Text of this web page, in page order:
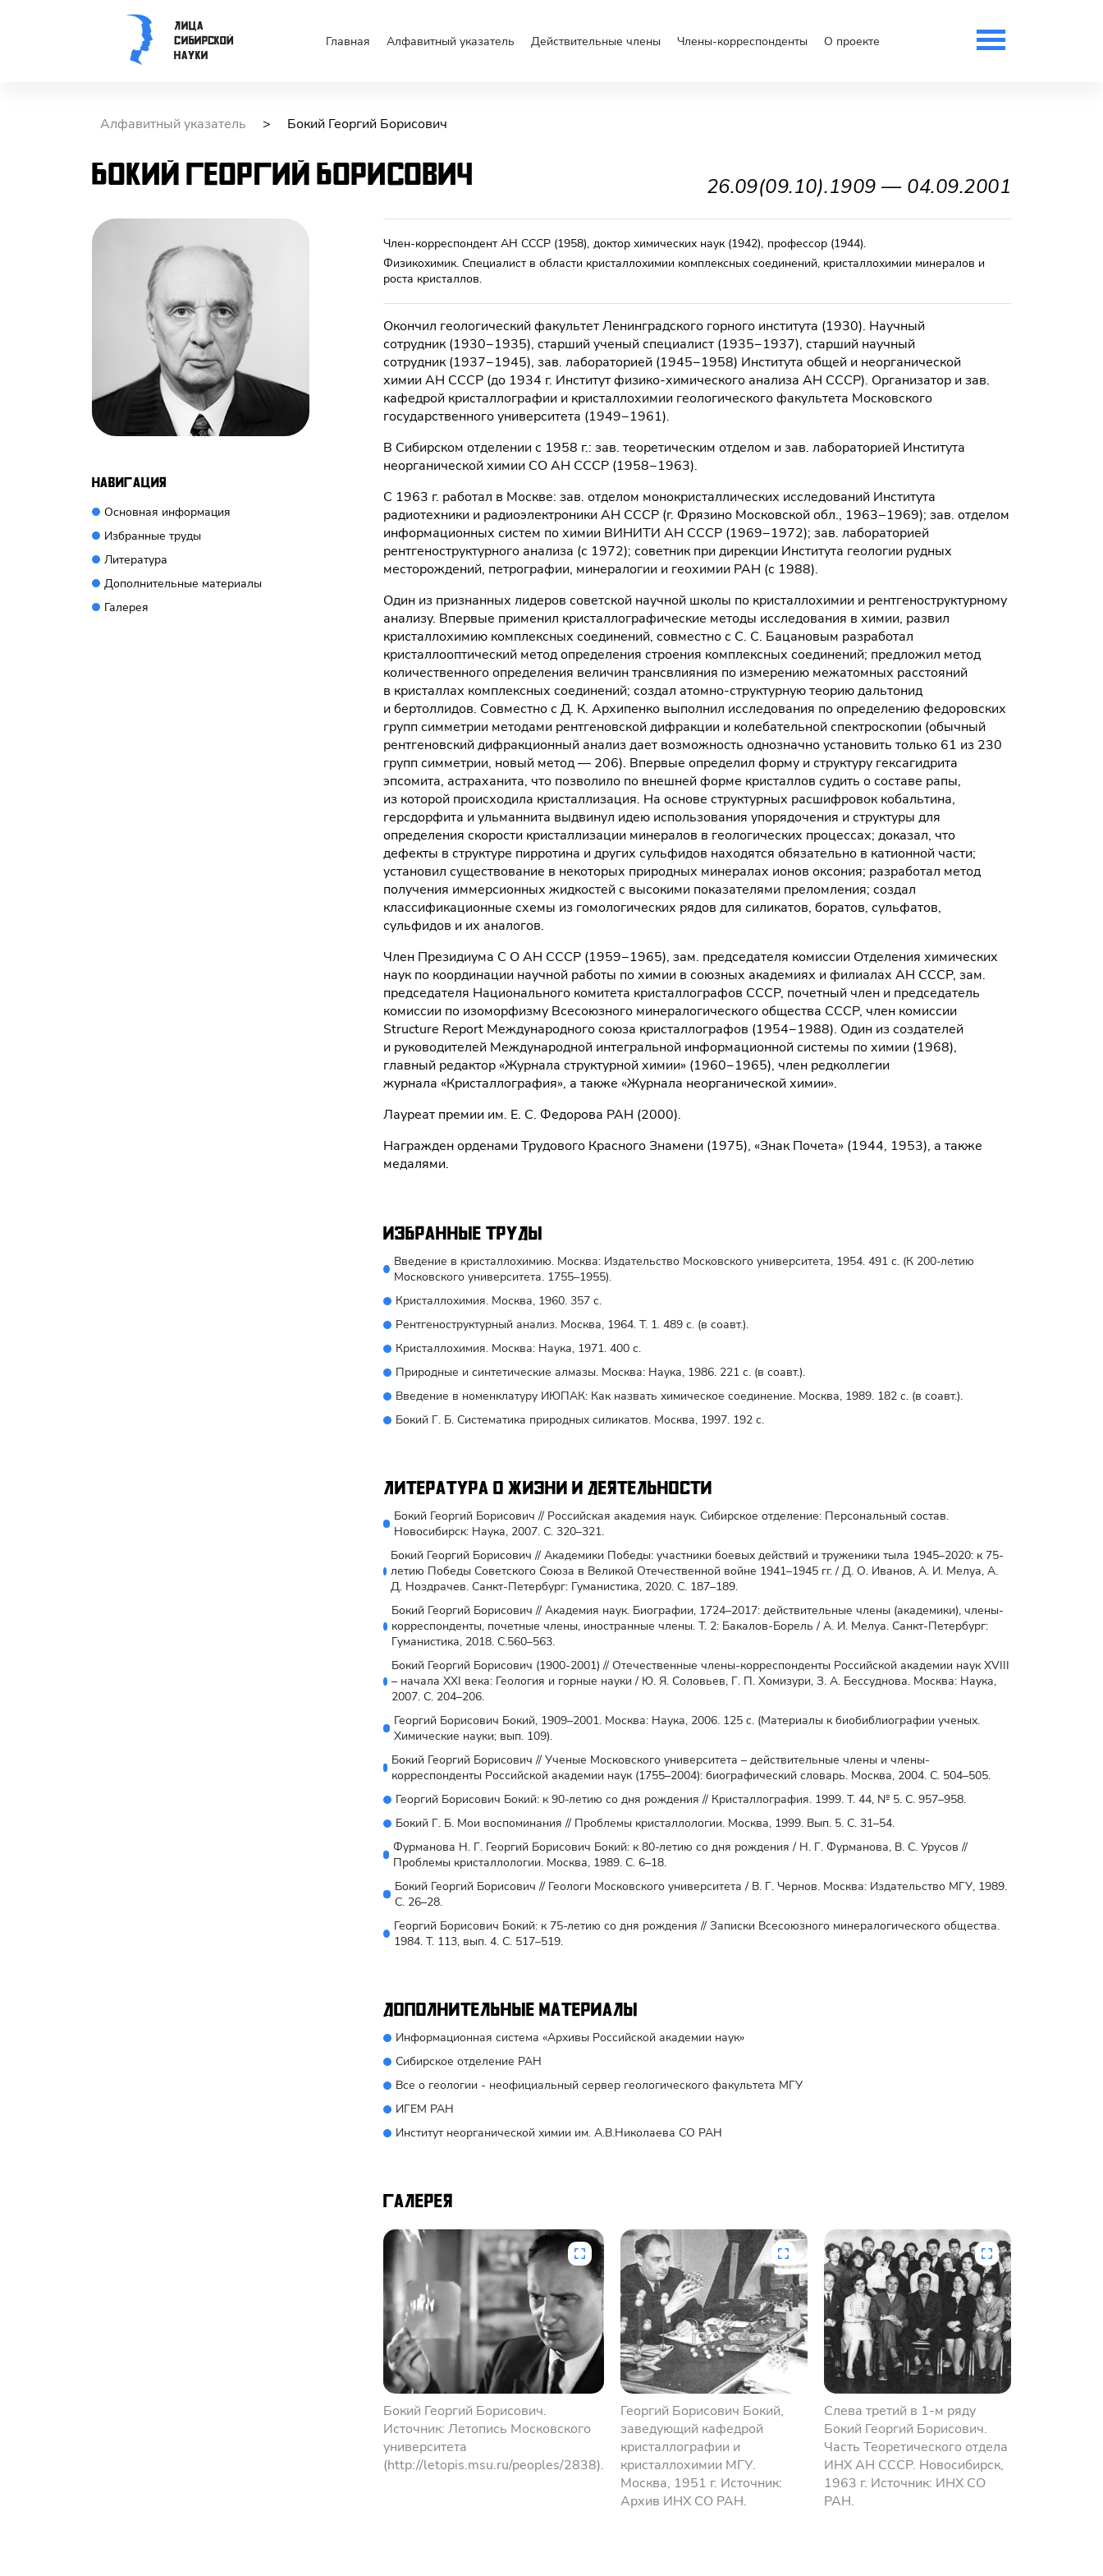
Лица
Сибирской
науки
Главная Алфавитный указатель Действительные члены Члены-корреспонденты О проекте
Алфавитный указатель > Бокий Георгий Борисович
Бокий Георгий Борисович 26.09(09.10).1909 — 04.09.2001
Навигация
Основная информация
Избранные труды
Литература
Дополнительные материалы
Галерея
Член-корреспондент АН СССР (1958), доктор химических наук(1942), профессор (1944).
Физикохимик. Специалист в области кристаллохимии комплексных соединений, кристаллохимии минералов и
роста кристаллов.
Окончил геологический факультет Ленинградского горного института (1930). Научный
сотрудник (1930−1935), старший ученый специалист (1935−1937), старший научный
сотрудник (1937−1945), зав. лабораторией (1945−1958) Института общей и неорганической
химии АН СССР (до 1934 г. Институт физико-химического анализа АН СССР). Организатор и зав.
кафедрой кристаллографии и кристаллохимии геологического факультета Московского
государственного университета (1949−1961).
В Сибирском отделении с 1958 г.: зав. теоретическим отделом и зав. лабораторией Института
неорганической химии СО АН СССР (1958−1963).
С 1963 г. работал в Москве: зав. отделом монокристаллических исследований Института
радиотехники и радиоэлектроники АН СССР (г. Фрязино Московской обл., 1963−1969); зав. отделом
информационных систем по химии ВИНИТИ АН СССР (1969−1972); зав. лабораторией
рентгеноструктурного анализа (с 1972); советник при дирекции Института геологии рудных
месторождений, петрографии, минералогии и геохимии РАН (с 1988).
Один из признанных лидеров советской научной школы по кристаллохимии и рентгеноструктурному
анализу. Впервые применил кристаллографические методы исследования в химии, развил
кристаллохимию комплексных соединений, совместно с С. С. Бацановым разработал
кристаллооптический метод определения строения комплексных соединений; предложил метод
количественного определения величин трансвлияния по измерению межатомных расстояний
в кристаллах комплексных соединений; создал атомно-структурную теорию дальтонид
и бертоллидов. Совместно с Д. К. Архипенко выполнил исследования по определению федоровских
групп симметрии методами рентгеновской дифракции и колебательной спектроскопии (обычный
рентгеновский дифракционный анализ дает возможность однозначно установить только 61 из 230
групп симметрии, новый метод — 206). Впервые определил форму и структуру гексагидрита
эпсомита, астраханита, что позволило по внешней форме кристаллов судить о составе рапы,
из которой происходила кристаллизация. На основе структурных расшифровок кобальтина,
герсдорфита и ульманнита выдвинул идею использования упорядочения и структуры для
определения скорости кристаллизации минералов в геологических процессах; доказал, что
дефекты в структуре пирротина и других сульфидов находятся обязательно в катионной части;
установил существование в некоторых природных минералах ионов оксония; разработал метод
получения иммерсионных жидкостей с высокими показателями преломления; создал
классификационные схемы из гомологических рядов для силикатов, боратов, сульфатов,
сульфидов и их аналогов.
Член Президиума С О АН СССР (1959−1965), зам. председателя комиссии Отделения химических
наук по координации научной работы по химии в союзных академиях и филиалах АН СССР, зам.
председателя Национального комитета кристаллографов СССР, почетный член и председатель
комиссии по изоморфизму Всесоюзного минералогического общества СССР, член комиссии
Structure Report Международного союза кристаллографов (1954−1988). Один из создателей
и руководителей Международной интегральной информационной системы по химии (1968),
главный редактор «Журнала структурной химии» (1960−1965), член редколлегии
журнала «Кристаллография», а также «Журнала неорганической химии».
Лауреат премии им. Е. С. Федорова РАН (2000).
Награжден орденами Трудового Красного Знамени (1975), «Знак Почета» (1944, 1953), а также
медалями.
Избранные труды
Введение в кристаллохимию. Москва: Издательство Московского университета, 1954. 491 с. (К 200-летию
Московского университета. 1755–1955).
Кристаллохимия. Москва, 1960. 357 с.
Рентгеноструктурный анализ. Москва, 1964. Т. 1. 489 с. (в соавт.).
Кристаллохимия. Москва: Наука, 1971. 400 с.
Природные и синтетические алмазы. Москва: Наука, 1986. 221 с. (в соавт.).
Введение в номенклатуру ИЮПАК: Как назвать химическое соединение. Москва, 1989. 182 с. (в соавт.).
Бокий Г. Б. Систематика природных силикатов. Москва, 1997. 192 с.
Литература о жизни и деятельности
Бокий Георгий Борисович // Российская академия наук. Сибирское отделение: Персональный состав.
Новосибирск: Наука, 2007. С. 320–321.
Бокий Георгий Борисович // Академики Победы: участники боевых действий и труженики тыла 1945–2020: к 75-
летию Победы Советского Союза в Великой Отечественной войне 1941–1945 гг. / Д. О. Иванов, А. И. Мелуа, А.
Д. Ноздрачев. Санкт-Петербург: Гуманистика, 2020. С. 187–189.
Бокий Георгий Борисович // Академия наук. Биографии, 1724–2017: действительные члены (академики), члены-
корреспонденты, почетные члены, иностранные члены. Т. 2: Бакалов-Борель / А. И. Мелуа. Санкт-Петербург:
Гуманистика, 2018. С.560–563.
Бокий Георгий Борисович (1900-2001) // Отечественные члены-корреспонденты Российской академии наук XVIII
– начала XXI века: Геология и горные науки / Ю. Я. Соловьев, Г. П. Хомизури, З. А. Бессуднова. Москва: Наука,
2007. С. 204–206.
Георгий Борисович Бокий, 1909–2001. Москва: Наука, 2006. 125 с. (Материалы к биобиблиографии ученых.
Химические науки; вып. 109).
Бокий Георгий Борисович // Ученые Московского университета – действительные члены и члены-
корреспонденты Российской академии наук (1755–2004): биографический словарь. Москва, 2004. С. 504–505.
Георгий Борисович Бокий: к 90-летию со дня рождения // Кристаллография. 1999. Т. 44, № 5. С. 957–958.
Бокий Г. Б. Мои воспоминания // Проблемы кристаллологии. Москва, 1999. Вып. 5. С. 31–54.
Фурманова Н. Г. Георгий Борисович Бокий: к 80-летию со дня рождения / Н. Г. Фурманова, В. С. Урусов //
Проблемы кристаллологии. Москва, 1989. С. 6–18.
Бокий Георгий Борисович // Геологи Московского университета / В. Г. Чернов. Москва: Издательство МГУ, 1989.
С. 26–28.
Георгий Борисович Бокий: к 75-летию со дня рождения // Записки Всесоюзного минералогического общества.
1984. Т. 113, вып. 4. С. 517–519.
Дополнительные материалы
Информационная система «Архивы Российской академии наук»
Сибирское отделение РАН
Все о геологии - неофициальный сервер геологического факультета МГУ
ИГЕМ РАН
Институт неорганической химии им. А.В.Николаева СО РАН
Галерея
Бокий Георгий Борисович.
Источник: Летопись Московского
университета
(http://letopis.msu.ru/peoples/2838).
Георгий Борисович Бокий,
заведующий кафедрой
кристаллографии и
кристаллохимии МГУ.
Москва, 1951 г. Источник:
Архив ИНХ СО РАН.
Слева третий в 1-м ряду
Бокий Георгий Борисович.
Часть Теоретического отдела
ИНХ АН СССР. Новосибирск,
1963 г. Источник: ИНХ СО
РАН.